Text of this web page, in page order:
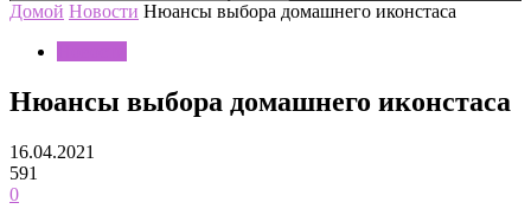
Домой Новости Нюансы выбора домашнего иконстаса
Нюансы выбора домашнего иконстаса
16.04.2021
591
0